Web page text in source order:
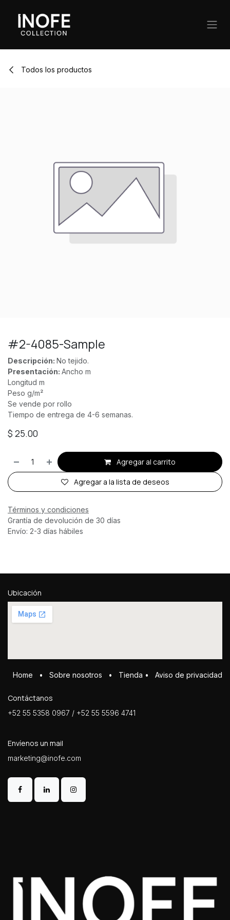
Todos los productos
#2-4085-Sample
Descripción: No tejido.
Presentación: Ancho m
Longitud m
Peso g/m²
Se vende por rollo
Tiempo de entrega de 4-6 semanas.
$ 25.00
Agregar al carrito
Agregar a la lista de deseos
Términos y condiciones
Grantía de devolución de 30 días
Envío: 2-3 días hábiles
Ubicación
Home • Sobre ​n​osotros • Tienda • Aviso de privacidad
Contáctanos
+52 55 5358 0967 / +52 55 5596 4741
Envíenos un mail
marketing@inofe.com